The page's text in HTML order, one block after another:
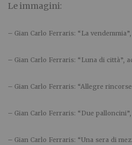
Le immagini:
– Gian Carlo Ferraris: “La
– Gian Carlo Ferraris: “Luna di città”,
– Gian Carlo Ferraris: “Allegre
– Gian Carlo Ferraris: “Due
– Gian Carlo Ferraris: “Una sera di